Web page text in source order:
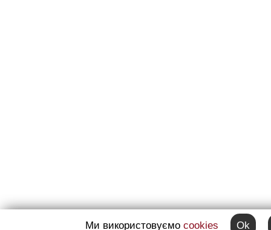
Ми використовуємо cookies Ok